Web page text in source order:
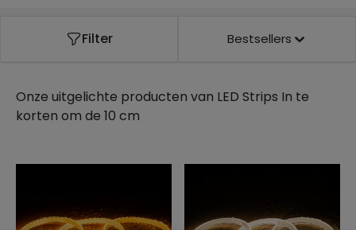
Filter Bestsellers
Onze uitgelichte producten van LED Strips In te
korten om de 10 cm